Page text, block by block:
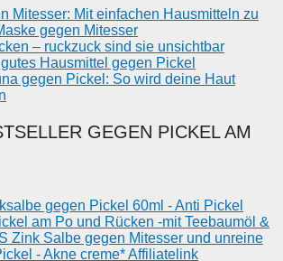
Mitesser: Mit einfachen Hausmitteln zu
gegen Mitesser
– ruckzuck sind sie unsichtbar
Hausmittel gegen Pickel
gegen Pickel: So wird deine Haut
GEGEN PICKEL AM
gegen Pickel 60ml - Anti Pickel
am Po und Rücken -mit Teebaumöl &
Zink Salbe gegen Mitesser und unreine
- Akne creme* Affiliatelink